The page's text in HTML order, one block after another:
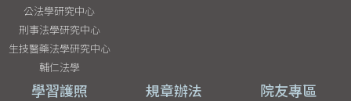
公法學研究中心
刑事法學研究中心
生技醫藥法學研究中心
輔仁法學
學習護照 規章辦法 院友專區